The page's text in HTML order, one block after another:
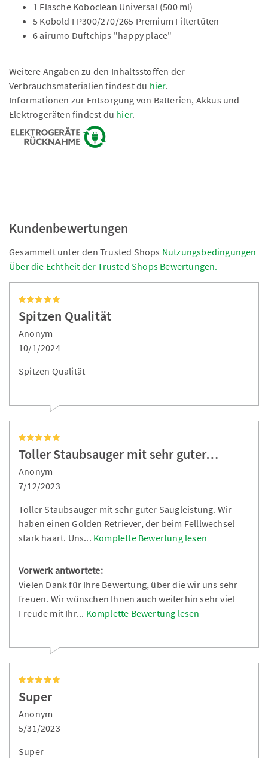
1 Flasche Koboclean Universal (500 ml)
5 Kobold FP300/270/265 Premium Filtertüten
6 airumo Duftchips "happy place"
Weitere Angaben zu den Inhaltsstoffen der
Verbrauchsmaterialien findest du hier.
Informationen zur Entsorgung von Batterien, Akkus und
Elektrogeräten findest du hier.
Kundenbewertungen
Gesammelt unter den Trusted Shops Nutzungsbedingungen
Über die Echtheit der Trusted Shops Bewertungen.
Spitzen Qualität
Anonym
10/1/2024
Spitzen Qualität
Toller Staubsauger mit sehr guter…
Anonym
7/12/2023
Toller Staubsauger mit sehr guter Saugleistung. Wir
haben einen Golden Retriever, der beim Felllwechsel
stark haart. Uns... Komplette Bewertung lesen
Vorwerk antwortete:
Vielen Dank für Ihre Bewertung, über die wir uns sehr
freuen. Wir wünschen Ihnen auch weiterhin sehr viel
Freude mit Ihr... Komplette Bewertung lesen
Super
Anonym
5/31/2023
Super